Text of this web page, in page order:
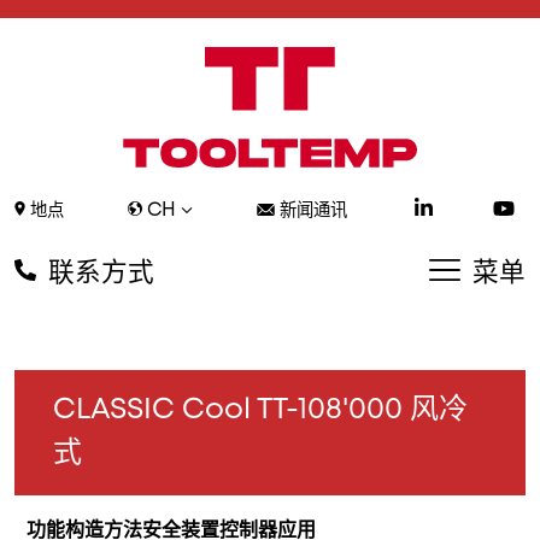
地点 CH 新闻通讯
联系方式 菜单
CLASSIC Cool TT-108'000 风冷
式
功能构造方法安全装置控制器应用